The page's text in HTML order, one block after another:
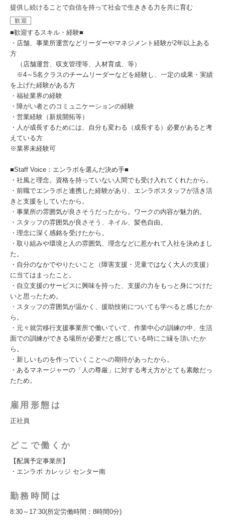
提供し続けることで自信を持って社会で生ききる力を共に育む
歓迎
■歓迎するスキル・経験■
・店舗、事業所運営などリーダーやマネジメント経験が2年以上ある
方
（店舗運営、収支管理等、人材育成、等）
※4～5名クラスのチームリーダーなどを経験し、一定の成果・実績
を上げた経験がある方
・福祉業界の経験
・障がい者とのコミュニケーションの経験
・営業経験（新規開拓等）
・人が成長するためには、自分も変わる（成長する）必要があると考
えている方
※業界未経験可
■Staff Voice：エンラボを選んだ決め手■
・社風と理念。資格を持っていない人間でも受け入れてくれたから。
・前職でエンラボと連携した経験があり、エンラボスタッフが活き活
きと支援をしていたから。
・事業所の雰囲気が良さそうだったから。ワークの内容が魅力的。
・スタッフの雰囲気が良さそう、ネイル、髪色自由。
・理念に深く感銘を受けたから。
・取り組みや環境と人の雰囲気、理念などに惹かれて入社を決めまし
た。
・自分のなかでやりたいこと（障害支援・児童ではなく大人の支援）
に当てはまったこと。
・自立支援のサービスに興味を持った、支援の力をもっと身につけた
いと思ったため。
・スタッフの雰囲気が温かく、援助技術についても学べると感じたか
ら。
・元々就労移行支援事業所で働いていて、作業中心の訓練の中、生活
面での訓練ができる場所が必要だと感じている時にご縁を頂いたか
ら。
・新しいものを作っていくことへの期待があったから。
・あるマネージャーの「人の尊厳」に対する考え方がとても素敵だっ
たため。
雇用形態は
正社員
どこで働くか
【配属予定事業所】
・エンラボ カレッジ センター南
勤務時間は
8:30～17:30(所定労働時間：8時間0分)